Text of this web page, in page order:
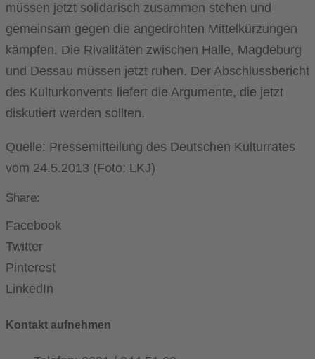
müssen jetzt solidarisch zusammen stehen und
gemeinsam gegen die angedrohten Mittelkürzungen
kämpfen. Die Rivalitäten zwischen Halle, Magdeburg
und Dessau müssen jetzt ruhen. Der Abschlussbericht
des Kulturkonvents liefert die Argumente, die jetzt
diskutiert werden sollten.
Quelle: Pressemitteilung des Deutschen Kulturrates
vom 24.5.2013 (Foto: LKJ)
Share:
Facebook
Twitter
Pinterest
LinkedIn
Kontakt aufnehmen